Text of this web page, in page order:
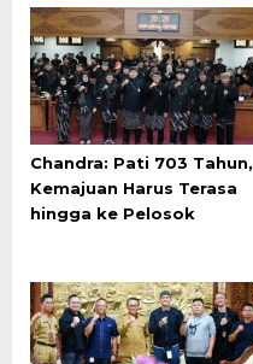
Chandra: Pati 703 Tahun,
Kemajuan Harus Terasa
hingga ke Pelosok